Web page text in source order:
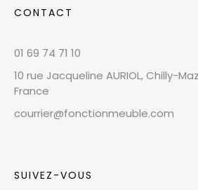
CONTACT
01 69 74 71 10
10 rue Jacqueline AURIOL, Chilly-
France
courrier@fonctionmeuble.com
SUIVEZ-VOUS